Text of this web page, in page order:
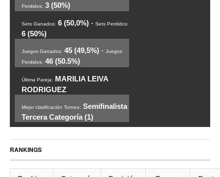
Perdidos: 3 (50%)
Sets Ganados: 6 (50,0%) - Sets Perdidos:
6 (50%)
Juegos Ganados: 45 (49,5%) - Juegos
Perdidos: 46 (50.5%)
Última Pareja: MARILIA LEIVA
RODRIGUEZ
Mejor clasificación Torneo: Semifinalista
Tercera Categoría (1)
RANKINGS